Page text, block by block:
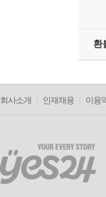
환
회사소개 인재채용 이용